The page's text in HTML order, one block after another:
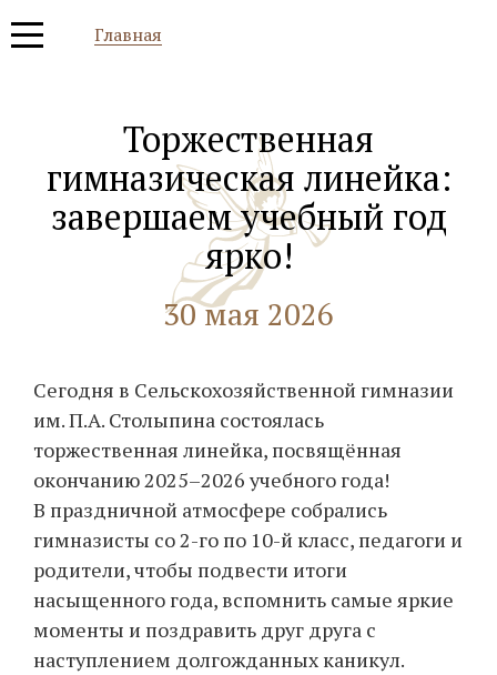
Главная
Торжественная
гимназическая линейка:
завершаем учебный год
ярко!
30 мая 2026
Сегодня в Сельскохозяйственной гимназии
им. П.А. Столыпина состоялась
торжественная линейка, посвящённая
окончанию 2025–2026 учебного года!
В праздничной атмосфере собрались
гимназисты со 2-го по 10-й класс, педагоги и
родители, чтобы подвести итоги
насыщенного года, вспомнить самые яркие
моменты и поздравить друг друга с
наступлением долгожданных каникул.